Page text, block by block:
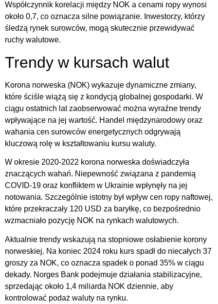
Współczynnik korelacji między NOK a cenami ropy wynosi
około 0,7, co oznacza silne powiązanie. Inwestorzy, którzy
śledzą rynek surowców, mogą skutecznie przewidywać
ruchy walutowe.
Trendy w kursach walut
Korona norweska (NOK) wykazuje dynamiczne zmiany,
które ściśle wiążą się z kondycją globalnej gospodarki. W
ciągu ostatnich lat zaobserwować można wyraźne trendy
wpływające na jej wartość. Handel międzynarodowy oraz
wahania cen surowców energetycznych odgrywają
kluczową rolę w kształtowaniu kursu waluty.
W okresie 2020-2022 korona norweska doświadczyła
znaczących wahań. Niepewność związana z pandemią
COVID-19 oraz konfliktem w Ukrainie wpłynęły na jej
notowania. Szczególnie istotny był wpływ cen ropy naftowej,
które przekraczały 120 USD za baryłkę, co bezpośrednio
wzmacniało pozycję NOK na rynkach walutowych.
Aktualnie trendy wskazują na stopniowe osłabienie korony
norweskiej. Na koniec 2024 roku kurs spadł do niecałych 37
groszy za NOK, co oznacza spadek o ponad 35% w ciągu
dekady. Norges Bank podejmuje działania stabilizacyjne,
sprzedając około 1,4 miliarda NOK dziennie, aby
kontrolować podaż waluty na rynku.